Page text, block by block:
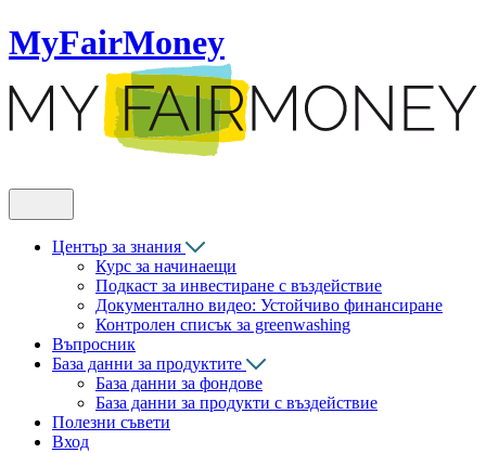
MyFairMoney
Център за знания
Курс за начинаещи
Подкаст за инвестиране с въздействие
Документално видео: Устойчиво финансиране
Контролен списък за greenwashing
Въпросник
База данни за продуктите
База данни за фондове
База данни за продукти с въздействие
Полезни съвети
Вход